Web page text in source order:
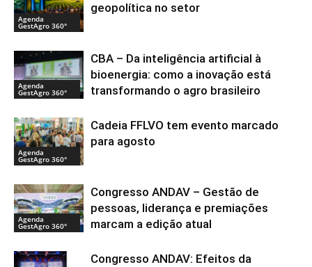
Agenda
GestAgro 360°
geopolítica no setor
Agenda
GestAgro 360°
CBA – Da inteligência artificial à
bioenergia: como a inovação está
transformando o agro brasileiro
Agenda
GestAgro 360°
Cadeia FFLVO tem evento marcado
para agosto
Agenda
GestAgro 360°
Congresso ANDAV – Gestão de
pessoas, liderança e premiações
marcam a edição atual
Congresso ANDAV: Efeitos da